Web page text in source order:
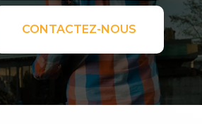
CONTACTEZ-NOUS